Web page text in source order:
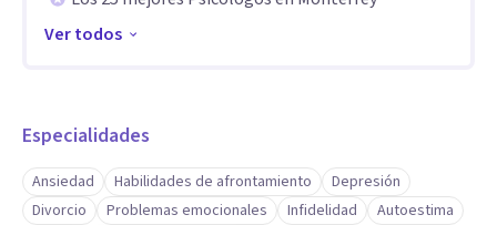
estrategias a la personalidad, necesidades, circunstancias y
ritmo de cada paciente, procurando que cada ejercicio sea
Mi trabajo integra herramientas de Terapia Cognitivo-
Conductual, terapia breve, mindfulness y otras estrategias
Ver todos
Especialidades
Ansiedad Habilidades de afrontamiento
Depresión
Divorcio
Problemas emocionales Infidelidad
Autoestima